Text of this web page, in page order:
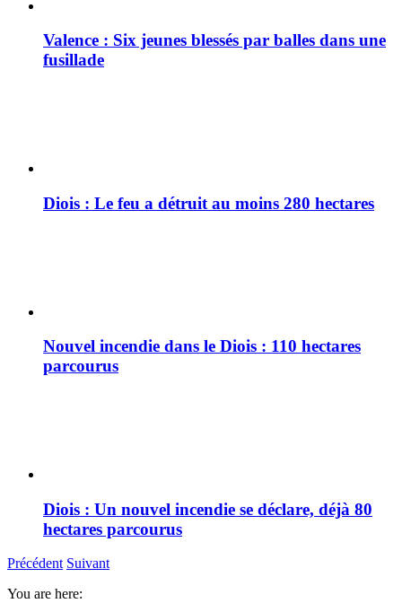
Valence : Six jeunes blessés par balles dans une
fusillade
Diois : Le feu a détruit au moins 280 hectares
Nouvel incendie dans le Diois : 110 hectares
parcourus
Diois : Un nouvel incendie se déclare, déjà 80
hectares parcourus
Précédent Suivant
You are here: